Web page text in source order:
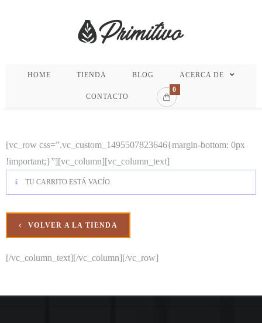
HOME TIENDA BLOG ACERCA DE
CONTACTO
0
[vc_row css=”.vc_custom_1495507823646{margin-bottom: 0px
!important;}”][vc_column][vc_column_text]
TU CARRITO ESTÁ VACÍO.
VOLVER A LA TIENDA
[/vc_column_text][/vc_column][/vc_row]